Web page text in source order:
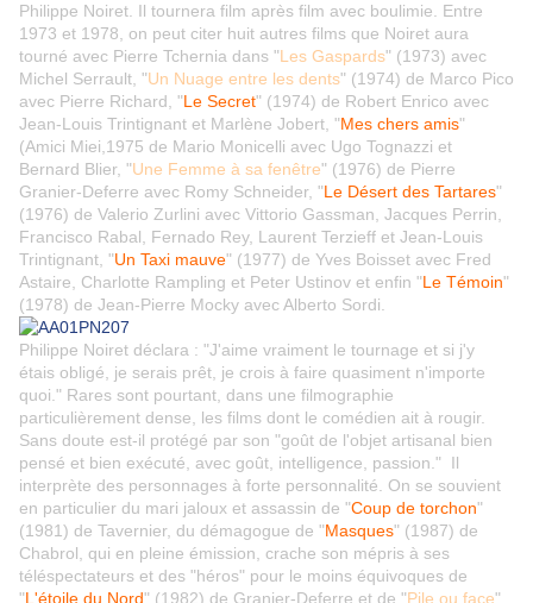
Philippe Noiret. Il tournera film après film avec boulimie. Entre
1973 et 1978, on peut citer huit autres films que Noiret aura
tourné avec Pierre Tchernia dans "Les Gaspards" (1973) avec
Michel Serrault, "Un Nuage entre les dents" (1974) de Marco Pico
avec Pierre Richard, "Le Secret" (1974) de Robert Enrico avec
Jean-Louis Trintignant et Marlène Jobert, "Mes chers amis"
(Amici Miei,1975 de Mario Monicelli avec Ugo Tognazzi et
Bernard Blier, "Une Femme à sa fenêtre" (1976) de Pierre
Granier-Deferre avec Romy Schneider, "Le Désert des Tartares"
(1976) de Valerio Zurlini avec Vittorio Gassman, Jacques Perrin,
Francisco Rabal, Fernado Rey, Laurent Terzieff et Jean-Louis
Trintignant, "Un Taxi mauve" (1977) de Yves Boisset avec Fred
Astaire, Charlotte Rampling et Peter Ustinov et enfin "Le Témoin"
(1978) de Jean-Pierre Mocky avec Alberto Sordi.
Philippe Noiret déclara : "J'aime vraiment le tournage et si j'y
étais obligé, je serais prêt, je crois à faire quasiment n'importe
quoi." Rares sont pourtant, dans une filmographie
particulièrement dense, les films dont le comédien ait à rougir.
Sans doute est-il protégé par son "goût de l'objet artisanal bien
pensé et bien exécuté, avec goût, intelligence, passion." Il
interprète des personnages à forte personnalité. On se souvient
en particulier du mari jaloux et assassin de "Coup de torchon"
(1981) de Tavernier, du démagogue de "Masques" (1987) de
Chabrol, qui en pleine émission, crache son mépris à ses
téléspectateurs et des "héros" pour le moins équivoques de
"L'étoile du Nord" (1982) de Granier-Deferre et de "Pile ou face"